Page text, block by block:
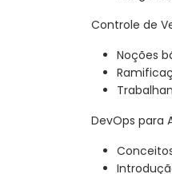
Controle de
Noções
DevOps para